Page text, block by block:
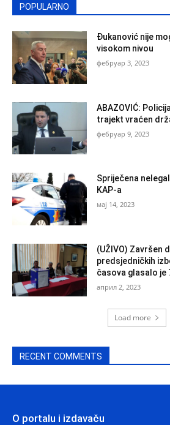
POPULARNO
Đukanović nije
visokom nivou
фебруар 3, 2023
ABAZOVIĆ:
trajekt vraćen
фебруар 9, 2023
Spriječena
KAP-a
мај 14, 2023
(UŽIVO) Završen
predsjedničkih
časova glasalo je
април 2, 2023
Load more
RECENT COMMENTS
O portalu i izdavaču